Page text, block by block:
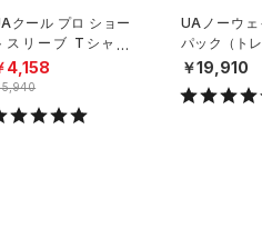
クール プロ ショー
スリーブ Tシャツ
トレーニング/ME
4,158
5,940
UAノーウ
パック（ト
UNISEX）
￥19,910